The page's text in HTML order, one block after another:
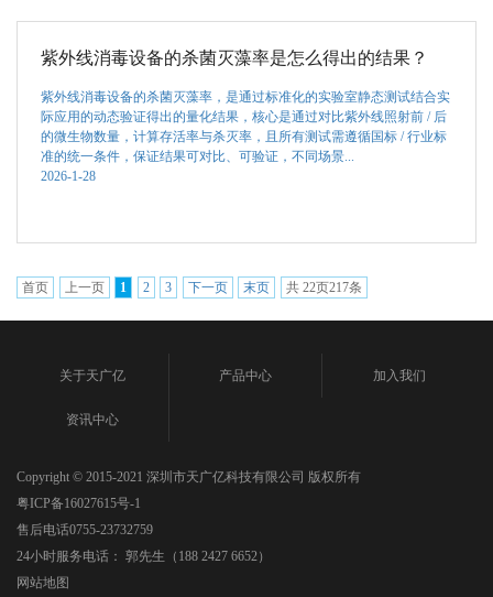
紫外线消毒设备的杀菌灭藻率是怎么得出的结果？
紫外线消毒设备的杀菌灭藻率，是通过标准化的实验室静态测试结合实
际应用的动态验证得出的量化结果，核心是通过对比紫外线照射前 / 后
的微生物数量，计算存活率与杀灭率，且所有测试需遵循国标 / 行业标
准的统一条件，保证结果可对比、可验证，不同场景...
2026-1-28
首页 上一页 1 2 3 下一页 末页 共 22页217条
关于天广亿 产品中心 加入我们
资讯中心
Copyright © 2015-2021 深圳市天广亿科技有限公司 版权所有
粤ICP备16027615号-1
售后电话0755-23732759
24小时服务电话： 郭先生（188 2427 6652）
网站地图